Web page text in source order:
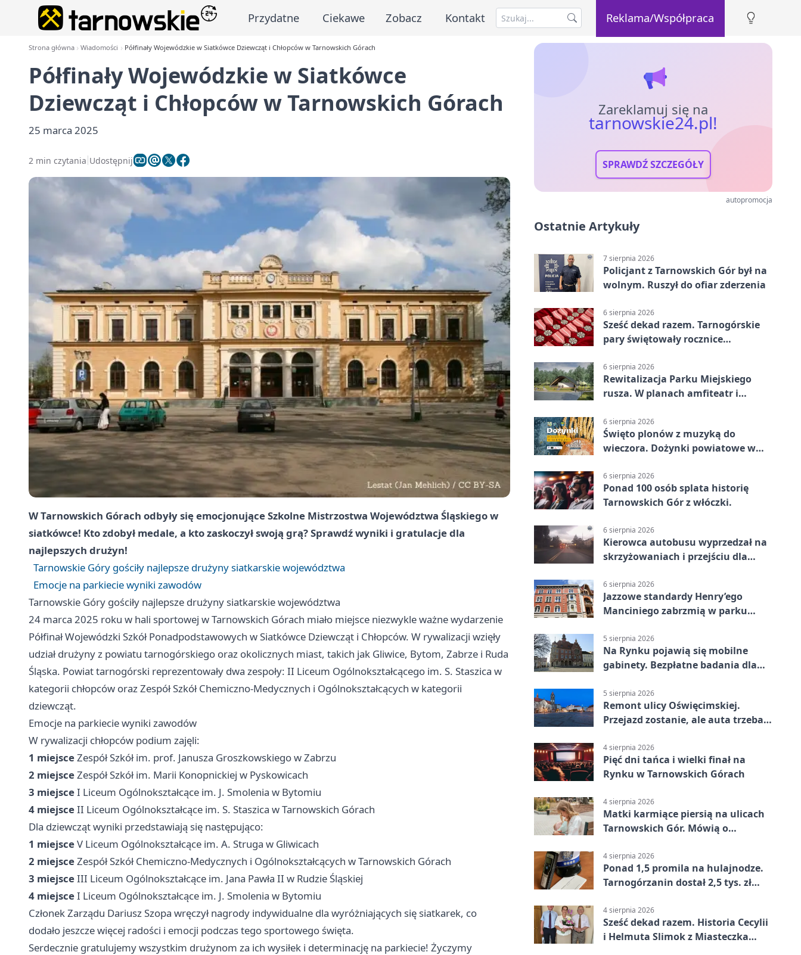
Przydatne Ciekawe Zobacz Kontakt Reklama/Współpraca
Strona główna Wiadomości Półfinały Wojewódzkie w Siatkówce Dziewcząt i Chłopców w Tarnowskich Górach
Półfinały Wojewódzkie w Siatkówce
Dziewcząt i Chłopców w Tarnowskich Górach
25 marca 2025
2 min czytania Udostępnij
W Tarnowskich Górach odbyły się emocjonujące Szkolne Mistrzostwa Województwa Śląskiego w
siatkówce! Kto zdobył medale, a kto zaskoczył swoją grą? Sprawdź wyniki i gratulacje dla
najlepszych drużyn!
Tarnowskie Góry gościły najlepsze drużyny siatkarskie województwa
Emocje na parkiecie wyniki zawodów
Tarnowskie Góry gościły najlepsze drużyny siatkarskie województwa
24 marca 2025 roku w hali sportowej w Tarnowskich Górach miało miejsce niezwykle ważne wydarzenie
Półfinał Wojewódzki Szkół Ponadpodstawowych w Siatkówce Dziewcząt i Chłopców. W rywalizacji wzięły
udział drużyny z powiatu tarnogórskiego oraz okolicznych miast, takich jak Gliwice, Bytom, Zabrze i Ruda
Śląska. Powiat tarnogórski reprezentowały dwa zespoły: II Liceum Ogólnokształcącego im. S. Staszica w
kategorii chłopców oraz Zespół Szkół Chemiczno-Medycznych i Ogólnokształcących w kategorii
dziewcząt.
Emocje na parkiecie wyniki zawodów
W rywalizacji chłopców podium zajęli:
1 miejsceZespół Szkół im. prof. Janusza Groszkowskiego w Zabrzu
2 miejsceZespół Szkół im. Marii Konopnickiej w Pyskowicach
3 miejsceI Liceum Ogólnokształcące im. J. Smolenia w Bytomiu
4 miejsceII Liceum Ogólnokształcące im. S. Staszica w Tarnowskich Górach
Dla dziewcząt wyniki przedstawiają się następująco:
1 miejsceV Liceum Ogólnokształcące im. A. Struga w Gliwicach
2 miejsceZespół Szkół Chemiczno-Medycznych i Ogólnokształcących w Tarnowskich Górach
3 miejsceIII Liceum Ogólnokształcące im. Jana Pawła II w Rudzie Śląskiej
4 miejsceI Liceum Ogólnokształcące im. J. Smolenia w Bytomiu
Członek Zarządu Dariusz Szopa wręczył nagrody indywidualne dla wyróżniających się siatkarek, co
dodało jeszcze więcej radości i emocji podczas tego sportowego święta.
Serdecznie gratulujemy wszystkim drużynom za ich wysiłek i determinację na parkiecie! Życzymy
Zareklamuj się na
tarnowskie24.pl!
SPRAWDŹ SZCZEGÓŁY
autopromocja
Ostatnie Artykuły
7 sierpnia 2026
Policjant z Tarnowskich Gór był na
wolnym. Ruszył do ofiar zderzenia
6 sierpnia 2026
Sześć dekad razem. Tarnogórskie
pary świętowały rocznice
6 sierpnia 2026
Rewitalizacja Parku Miejskiego
rusza. W planach amfiteatr i
6 sierpnia 2026
Święto plonów z muzyką do
wieczora. Dożynki powiatowe w
6 sierpnia 2026
Ponad 100 osób splata historię
Tarnowskich Gór z włóczki.
6 sierpnia 2026
Kierowca autobusu wyprzedzał na
skrzyżowaniach i przejściu dla
6 sierpnia 2026
Jazzowe standardy Henry’ego
Manciniego zabrzmią w parku
5 sierpnia 2026
Na Rynku pojawią się mobilne
gabinety. Bezpłatne badania dla
5 sierpnia 2026
Remont ulicy Oświęcimskiej.
Przejazd zostanie, ale auta trzeba
4 sierpnia 2026
Pięć dni tańca i wielki finał na
Rynku w Tarnowskich Górach
4 sierpnia 2026
Matki karmiące piersią na ulicach
Tarnowskich Gór. Mówią o
4 sierpnia 2026
Ponad 1,5 promila na hulajnodze.
Tarnogórzanin dostał 2,5 tys. zł
4 sierpnia 2026
Sześć dekad razem. Historia Cecylii
i Helmuta Slimok z Miasteczka